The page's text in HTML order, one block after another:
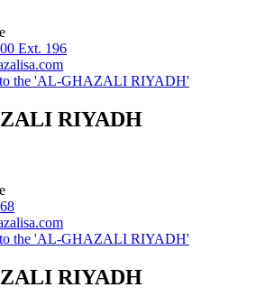
Ext. 196
the 'AL-GHAZALI RIYADH'
RIYADH
the 'AL-GHAZALI RIYADH'
RIYADH